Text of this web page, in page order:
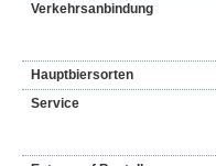
Verkehrsanbindung
Hauptbiersorten
Service